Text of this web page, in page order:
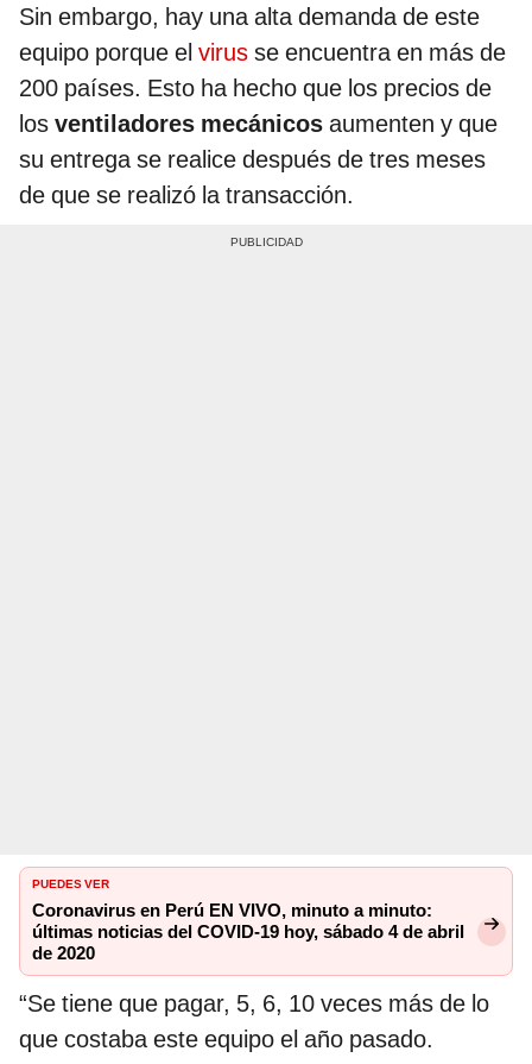
Sin embargo, hay una alta demanda de este
equipo porque el virus se encuentra en más de
200 países. Esto ha hecho que los precios de
los ventiladores mecánicos aumenten y que
su entrega se realice después de tres meses
de que se realizó la transacción.
PUEDES VER
Coronavirus en Perú EN VIVO, minuto a minuto:
últimas noticias del COVID-19 hoy, sábado 4 de abril
de 2020
“Se tiene que pagar, 5, 6, 10 veces más de lo
que costaba este equipo el año pasado.